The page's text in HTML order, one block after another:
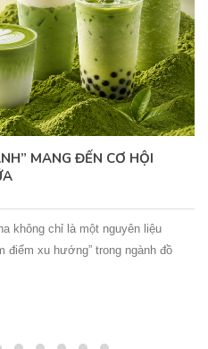
MANG ĐẾN CƠ HỘI
không chỉ là một nguyên liệu
điểm xu hướng” trong ngành đồ
dừa, matcha đá xay… tất cả đều